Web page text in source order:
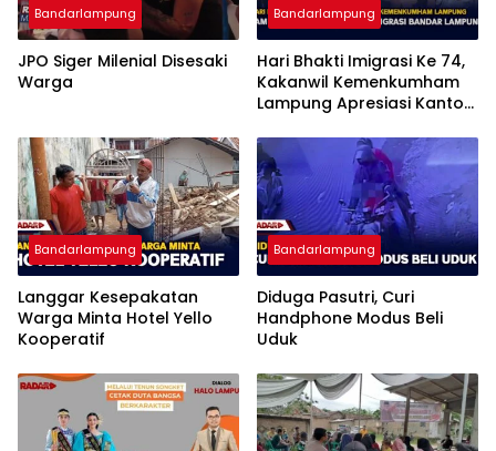
Bandarlampung
JPO Siger Milenial Disesaki
Warga
Bandarlampung
Hari Bhakti Imigrasi Ke 74,
Kakanwil Kemenkumham
Lampung Apresiasi Kantor
Bandarlampung
Langgar Kesepakatan
Warga Minta Hotel Yello
Kooperatif
Bandarlampung
Diduga Pasutri, Curi
Handphone Modus Beli
Uduk